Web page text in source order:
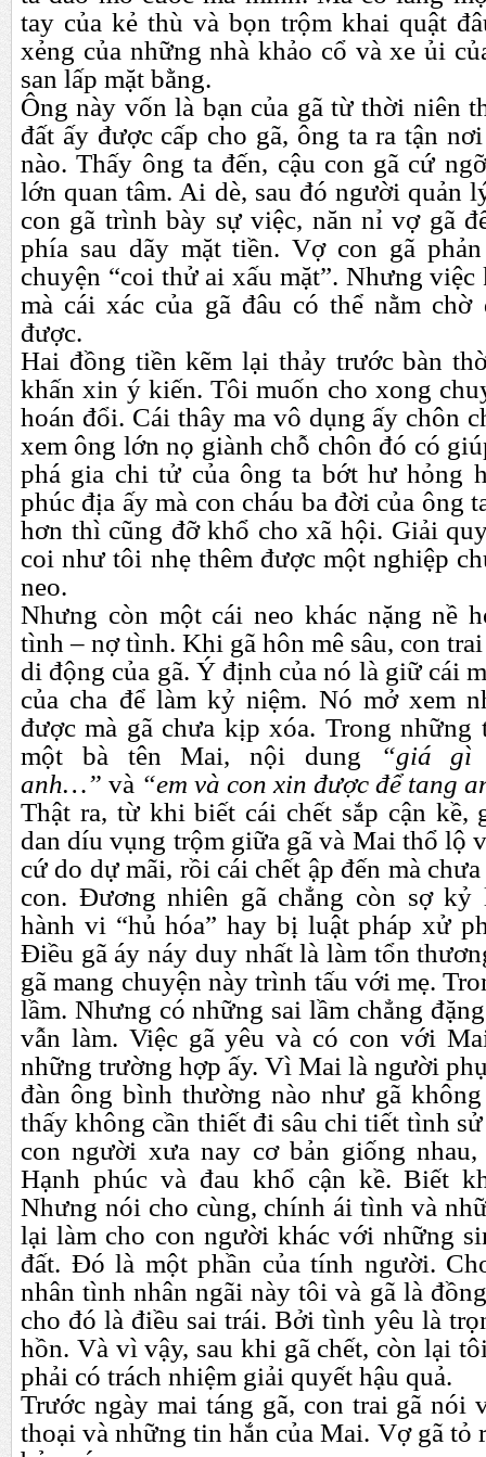
tay của kẻ thù và bọn trộm khai quật
xẻng của những nhà khảo cổ và xe ủi
san lấp mặt bằng.
Ông này vốn là bạn của gã từ thời niên
đất ấy được cấp cho gã, ông ta ra tận
nào. Thấy ông ta đến, cậu con gã cứ
lớn quan tâm. Ai dè, sau đó người quản
con gã trình bày sự việc, năn nỉ vợ gã
phía sau dãy mặt tiền. Vợ con gã
chuyện “coi thử ai xấu mặt”. Nhưng
mà cái xác của gã đâu có thể nằm
được.
Hai đồng tiền kẽm lại thảy trước bàn
khấn xin ý kiến. Tôi muốn cho xong
hoán đổi. Cái thây ma vô dụng ấy chôn
xem ông lớn nọ giành chỗ chôn đó có
phá gia chi tử của ông ta bớt hư hỏng
phúc địa ấy mà con cháu ba đời của ông
hơn thì cũng đỡ khổ cho xã hội. Giải
coi như tôi nhẹ thêm được một nghiệp
neo.
Nhưng còn một cái neo khác nặng nề
tình – nợ tình. Khi gã hôn mê sâu, con
di động của gã. Ý định của nó là giữ cái
của cha để làm kỷ niệm. Nó mở xem
được mà gã chưa kịp xóa. Trong
một bà tên Mai, nội dung
“giá
anh…” và “em và con xin được để tang
Thật ra, từ khi biết cái chết sắp cận kề,
dan díu vụng trộm giữa gã và Mai thổ lộ
cứ do dự mãi, rồi cái chết ập đến mà
con. Đương nhiên gã chẳng còn sợ kỷ
hành vi “hủ hóa” hay bị luật pháp xử
Điều gã áy náy duy nhất là làm tổn
gã mang chuyện này trình tấu với mẹ.
lầm. Nhưng có những sai lầm chẳng
vẫn làm. Việc gã yêu và có con với
những trường hợp ấy. Vì Mai là người
đàn ông bình thường nào như gã
thấy không cần thiết đi sâu chi tiết tình
con người xưa nay cơ bản giống
Hạnh phúc và đau khổ cận kề. Biết
Nhưng nói cho cùng, chính ái tình và
lại làm cho con người khác với những
đất. Đó là một phần của tính người.
nhân tình nhân ngãi này tôi và gã là
cho đó là điều sai trái. Bởi tình yêu là
hồn. Và vì vậy, sau khi gã chết, còn lại
phải có trách nhiệm giải quyết hậu quả.
Trước ngày mai táng gã, con trai gã nói
thoại và những tin hắn của Mai. Vợ gã tỏ